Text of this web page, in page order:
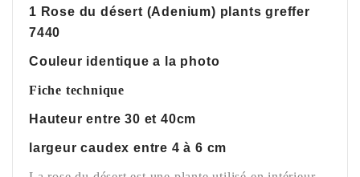
1 Rose du désert (Adenium) plants greffer
7440
Couleur identique a la photo
Fiche technique
Hauteur entre 30 et 40cm
largeur caudex entre 4 à 6 cm